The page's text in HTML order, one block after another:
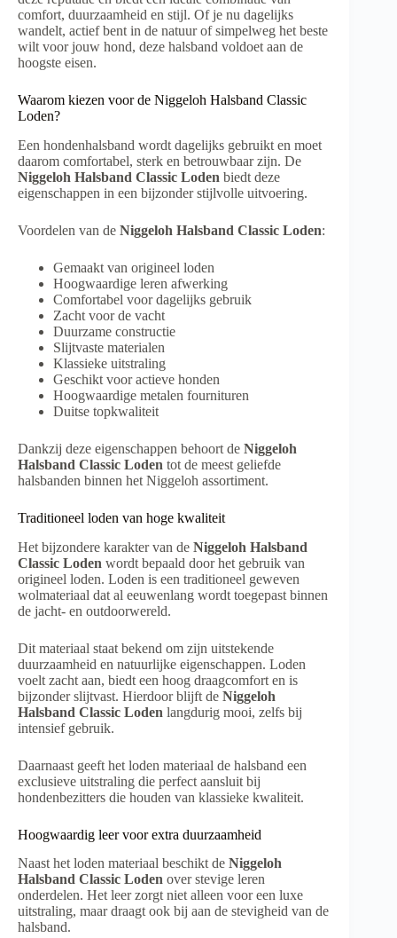
comfort, duurzaamheid en stijl. Of je nu dagelijks
wandelt, actief bent in de natuur of simpelweg het beste
wilt voor jouw hond, deze halsband voldoet aan de
hoogste eisen.
Waarom kiezen voor de Niggeloh Halsband Classic
Loden?
Een hondenhalsband wordt dagelijks gebruikt en moet
daarom comfortabel, sterk en betrouwbaar zijn. De
Niggeloh Halsband Classic Loden biedt deze
eigenschappen in een bijzonder stijlvolle uitvoering.
Voordelen van de Niggeloh Halsband Classic Loden:
Gemaakt van origineel loden
Hoogwaardige leren afwerking
Comfortabel voor dagelijks gebruik
Zacht voor de vacht
Duurzame constructie
Slijtvaste materialen
Klassieke uitstraling
Geschikt voor actieve honden
Hoogwaardige metalen fournituren
Duitse topkwaliteit
Dankzij deze eigenschappen behoort de Niggeloh
Halsband Classic Loden tot de meest geliefde
halsbanden binnen het Niggeloh assortiment.
Traditioneel loden van hoge kwaliteit
Het bijzondere karakter van de Niggeloh Halsband
Classic Loden wordt bepaald door het gebruik van
origineel loden. Loden is een traditioneel geweven
wolmateriaal dat al eeuwenlang wordt toegepast binnen
de jacht- en outdoorwereld.
Dit materiaal staat bekend om zijn uitstekende
duurzaamheid en natuurlijke eigenschappen. Loden
voelt zacht aan, biedt een hoog draagcomfort en is
bijzonder slijtvast. Hierdoor blijft de Niggeloh
Halsband Classic Loden langdurig mooi, zelfs bij
intensief gebruik.
Daarnaast geeft het loden materiaal de halsband een
exclusieve uitstraling die perfect aansluit bij
hondenbezitters die houden van klassieke kwaliteit.
Hoogwaardig leer voor extra duurzaamheid
Naast het loden materiaal beschikt de Niggeloh
Halsband Classic Loden over stevige leren
onderdelen. Het leer zorgt niet alleen voor een luxe
uitstraling, maar draagt ook bij aan de stevigheid van de
halsband.